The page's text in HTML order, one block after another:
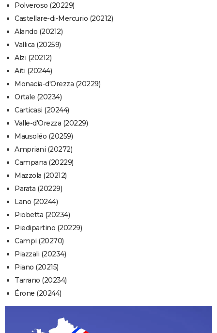
Polveroso (20229)
Castellare-di-Mercurio (20212)
Alando (20212)
Vallica (20259)
Alzi (20212)
Aiti (20244)
Monacia-d'Orezza (20229)
Ortale (20234)
Carticasi (20244)
Valle-d'Orezza (20229)
Mausoléo (20259)
Ampriani (20272)
Campana (20229)
Mazzola (20212)
Parata (20229)
Lano (20244)
Piobetta (20234)
Piedipartino (20229)
Campi (20270)
Piazzali (20234)
Piano (20215)
Tarrano (20234)
Érone (20244)